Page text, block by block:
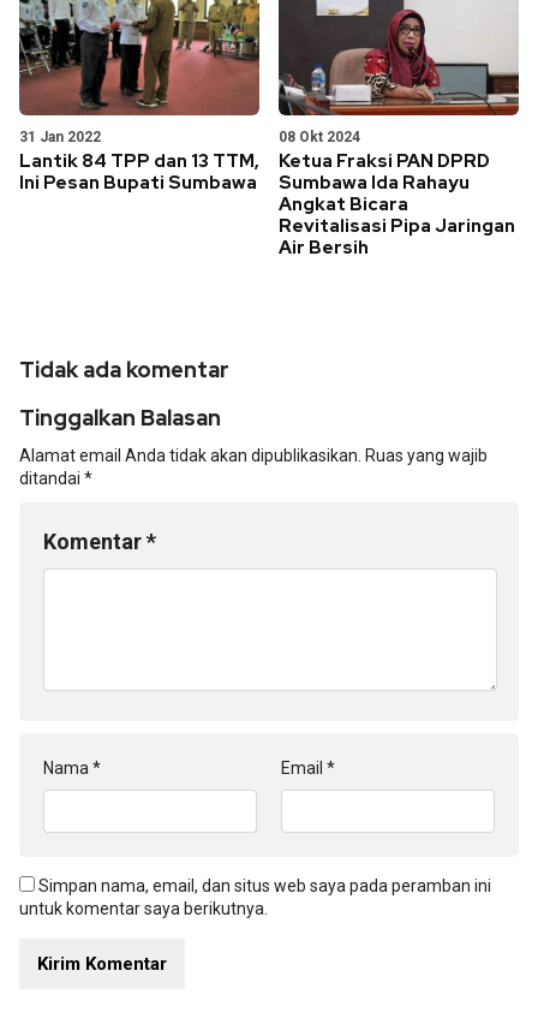
31 Jan 2022
Lantik 84 TPP dan 13 TTM,
Ini Pesan Bupati Sumbawa
08 Okt 2024
Ketua Fraksi PAN DPRD
Sumbawa Ida Rahayu
Angkat Bicara
Revitalisasi Pipa Jaringan
Air Bersih
Tidak ada komentar
Tinggalkan Balasan
Alamat email Anda tidak akan dipublikasikan. Ruas yang wajib
ditandai *
Komentar*
Nama * Email *
Simpan nama, email, dan situs web saya pada peramban ini
untuk komentar saya berikutnya.